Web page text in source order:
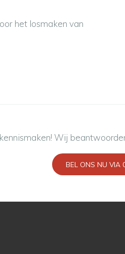
het losmaken van
Wij
BEL ONS NU VIA